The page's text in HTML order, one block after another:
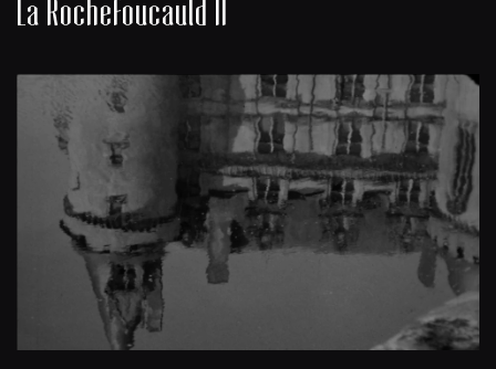
La Rochefoucauld II